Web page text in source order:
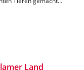
Land